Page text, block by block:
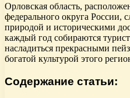
Орловская область,
федерального округа России,
природой и историческими
каждый год собираются
насладиться прекрасными
богатой культурой этого
Содержание статьи: